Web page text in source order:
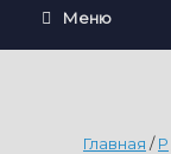
Меню
Главная /P